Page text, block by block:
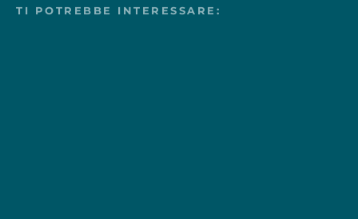
TI POTREBBE INTERESSARE: